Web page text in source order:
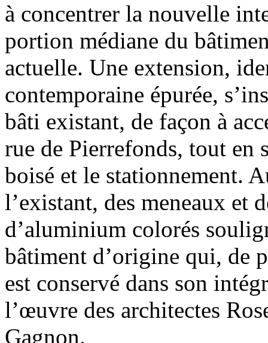
à concentrer la nouvelle
portion médiane du
actuelle. Une extension,
contemporaine épurée,
bâti existant, de façon à
rue de Pierrefonds, tout en
boisé et le stationnement.
l’existant, des meneaux et
d’aluminium colorés
bâtiment d’origine qui, de
est conservé dans son
l’œuvre des architectes
Gagnon.